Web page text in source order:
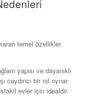
temel özellikler
yapısı ve dayanıklı
caydırıcı bir rol oynar.
evler için idealdir.